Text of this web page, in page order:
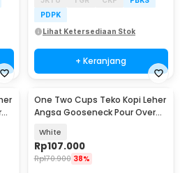
PDPK
Lihat Ketersediaan Stok
+ Keranjang
One Two Cups Teko Kopi Leher
Angsa Gooseneck Pour Over
White
Rp107.000
Rp170.900 38%